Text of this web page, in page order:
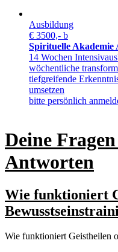
Ausbildung
€ 3500,- b
Spirituelle Akademie
14 Wochen
wöchentliche
tiefgreifende
umsetzen
bitte persönlich
Deine Fragen
Antworten
Wie funktioniert
Wie funktioniert Geistheilen